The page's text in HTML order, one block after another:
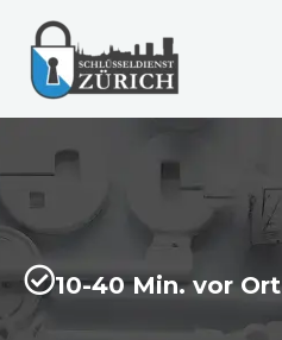
Inhalt
springen
10-40 Min. vor Ort